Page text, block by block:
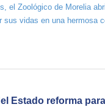
el Zoológico de Morelia
sus vidas en una hermosa
Estado reforma para